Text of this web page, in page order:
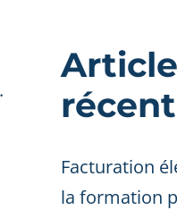
Facturation
la formation